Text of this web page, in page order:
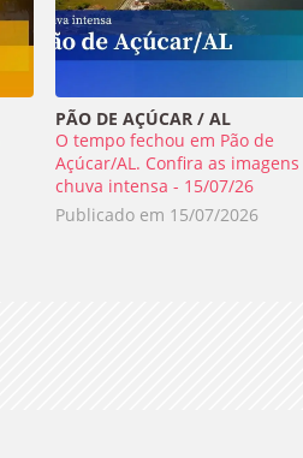
PÃO DE AÇÚCAR / AL
O tempo fechou em Pão de
Açúcar/AL. Confira as imagens
chuva intensa - 15/07/26
Publicado em 15/07/2026